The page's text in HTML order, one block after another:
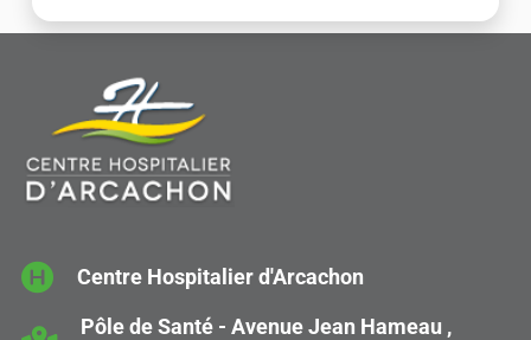
Centre Hospitalier d'Arcachon
Pôle de Santé - Avenue Jean Hameau ,